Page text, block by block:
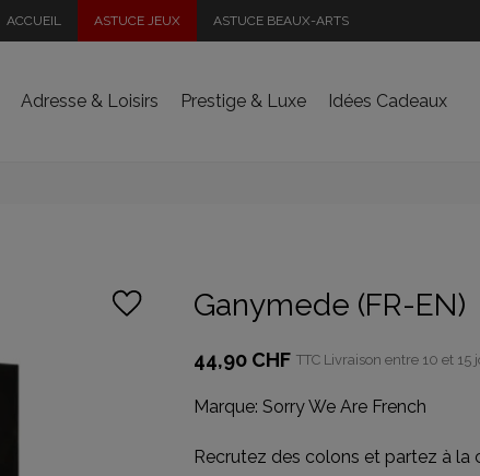
ACCUEIL ASTUCE JEUX ASTUCE BEAUX-ARTS
Adresse & Loisirs Prestige & Luxe Idées Cadeaux
Ganymede (FR-EN)
44,90 CHF TTC Livraison entre 10 et 15
Marque: Sorry We Are French
Recrutez des colons et partez à la